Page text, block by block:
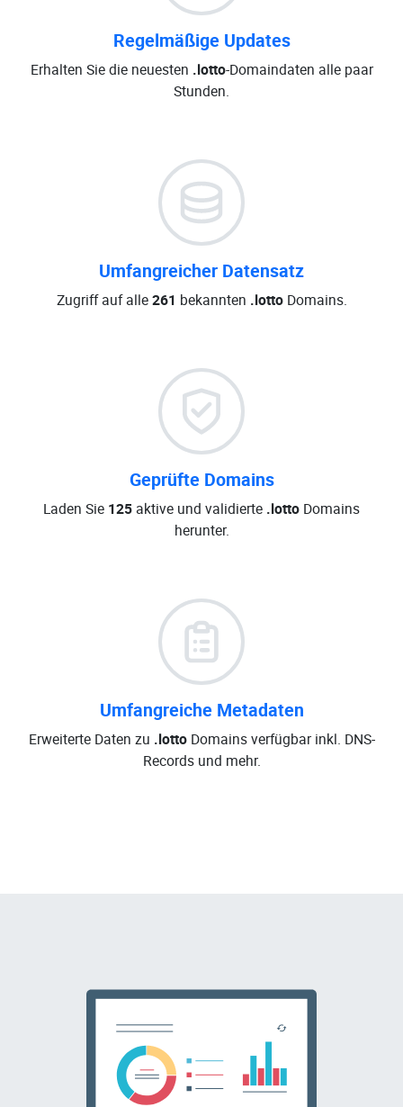
Regelmäßige Updates
Erhalten Sie die neuesten .lotto-Domaindaten alle paar
Stunden.
Umfangreicher Datensatz
Zugriff auf alle261 bekannten .lottoDomains.
Geprüfte Domains
Laden Sie 125 aktive und validierte .lotto Domains
herunter.
Umfangreiche Metadaten
Erweiterte Daten zu .lottoDomains verfügbar inkl. DNS-
Records und mehr.